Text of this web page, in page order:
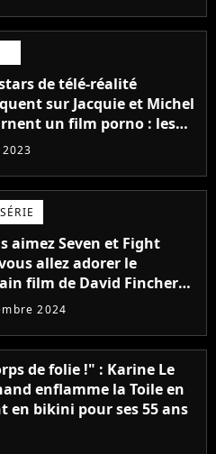
de télé-réalité
sur Jacquie et Michel
un film porno : les
images du tournage
aimez Seven et Fight
allez adorer le
film de David Fincher
il se réinvente
2024
de folie !" : Karine Le
enflamme la Toile en
en bikini pour ses 55 ans